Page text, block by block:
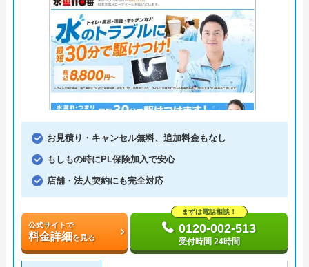
お見積り・キャンセル無料、追加料金もなし
もしもの時にPL保険加入で安心
店舗・法人契約にも完全対応
公式サイトで
料金詳細を見る
まずは電話相談！
0120-002-513
受付時間 24時間